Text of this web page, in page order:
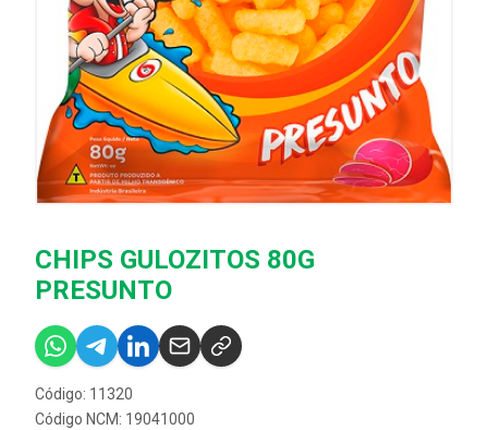
CHIPS GULOZITOS 80G
PRESUNTO
Código: 11320
Código NCM: 19041000